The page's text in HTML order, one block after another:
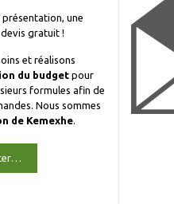
une
gratuit !
et réalisons
du budgetpour
formules afin de
Nous sommes
de Kemexhe.